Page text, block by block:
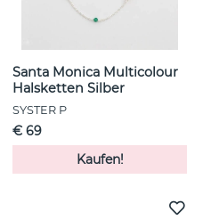
Santa Monica Multicolour
Halsketten Silber
SYSTER P
€ 69
Kaufen!